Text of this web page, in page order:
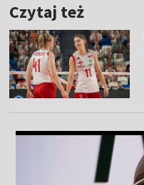
Czytaj też